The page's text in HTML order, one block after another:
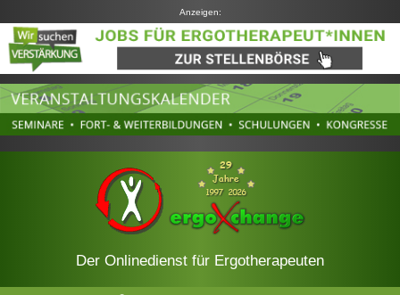
Anzeigen:
Der Onlinedienst für Ergotherapeuten